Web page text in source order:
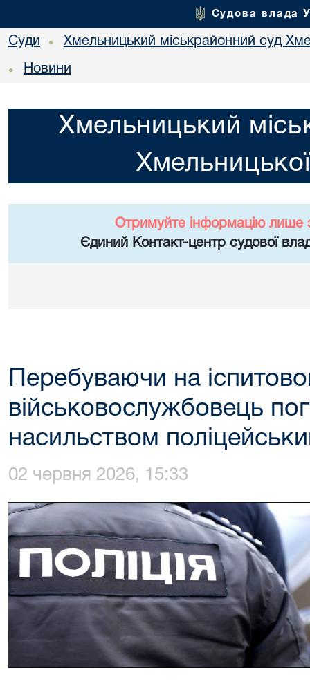
Судова влада
Суди • Хмельницький міськрайонний суд
• Новини
Хмельницький
Отримуйте інформацію лише
Єдиний Контакт-центр судової
Перебуваючи на
військовослужбовець
насильством
02 червня 2026, 15:33